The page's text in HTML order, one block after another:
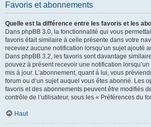
Favoris et abonnements
Quelle est la différence entre les favoris et les
Dans phpBB 3.0, la fonctionnalité qui vous
favoris était similaire à celle présente dans votre
receviez aucune notification lorsqu’un sujet ajouté
Dans phpBB 3.2, les favoris sont davantage
pouvez à présent recevoir une notification
mis à jour. L’abonnement, quant à lui, vous
forum ou d’un sujet auquel vous êtes abonné. Les
favoris et des abonnements peuvent être modifiés
contrôle de l’utilisateur, sous les « Préférences du
Haut